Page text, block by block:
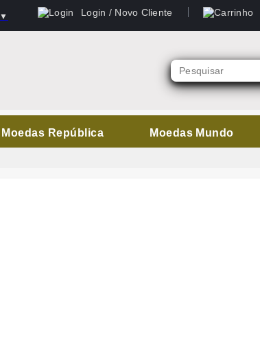
▼ Login / Novo Cliente
Moedas República Moedas Mundo